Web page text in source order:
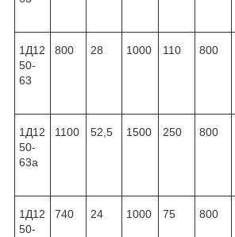
1Д12
50-
63
800 28 1000 110 800
1Д12
50-
63а
1100 52,5 1500 250 800
1Д12
50-
740 24 1000 75 800